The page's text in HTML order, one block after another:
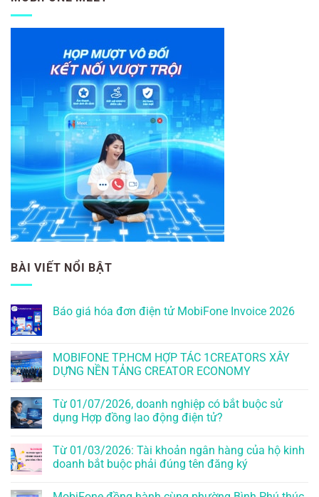
BÀI VIẾT NỔI BẬT
Báo giá hóa đơn điện tử MobiFone Invoice 2026
MOBIFONE TP.HCM HỢP TÁC 1CREATORS XÂY
DỰNG NỀN TẢNG CREATOR ECONOMY
Từ 01/07/2026, doanh nghiệp có bắt buộc sử
dụng Hợp đồng lao động điện tử?
Từ 01/03/2026: Tài khoản ngân hàng của hộ kinh
doanh bắt buộc phải đúng tên đăng ký